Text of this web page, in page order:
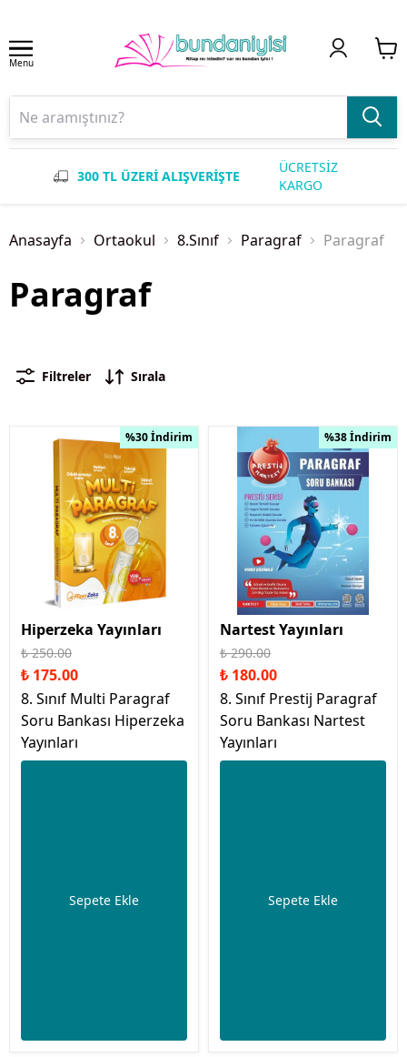
Menu
300 TL ÜZERİ ALIŞVERİŞTE
ÜCRETSİZ
KARGO
Anasayfa Ortaokul 8.Sınıf Paragraf Paragraf
Paragraf
Filtreler Sırala
%30 İndirim
Hiperzeka Yayınları
₺ 250.00
₺ 175.00
8. Sınıf Multi Paragraf
Soru Bankası Hiperzeka
Yayınları
Sepete Ekle
%38 İndirim
Nartest Yayınları
₺ 290.00
₺ 180.00
8. Sınıf Prestij Paragraf
Soru Bankası Nartest
Yayınları
Sepete Ekle